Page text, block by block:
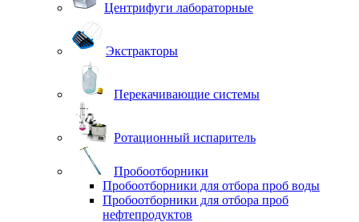
Центрифуги лабораторные
Экстракторы
Перекачивающие системы
Ротационный испаритель
Пробоотборники
Пробоотборники для отбора проб воды
Пробоотборники для отбора проб
нефтепродуктов